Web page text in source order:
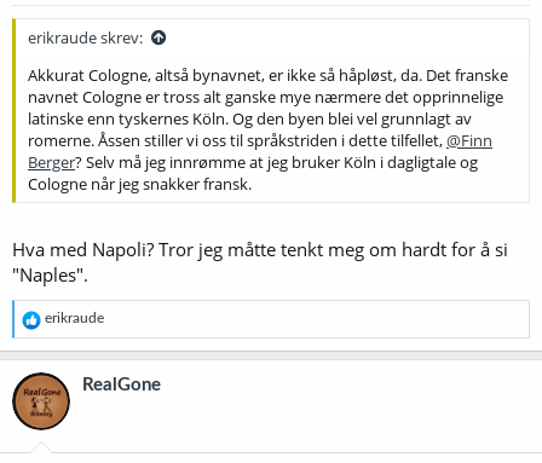
erikraude skrev:
Akkurat Cologne, altså bynavnet, er ikke så håpløst, da. Det franske
navnet Cologne er tross alt ganske mye nærmere det opprinnelige
latinske enn tyskernes Köln. Og den byen blei vel grunnlagt av
romerne. Åssen stiller vi oss til språkstriden i dette tilfellet,@Finn
Berger? Selv må jeg innrømme at jeg bruker Köln i dagligtale og
Cologne når jeg snakker fransk.
Hva med Napoli? Tror jeg måtte tenkt meg om hardt for å si
"Naples".
R
e
a
k
s
j
o
erikraude
RealGone